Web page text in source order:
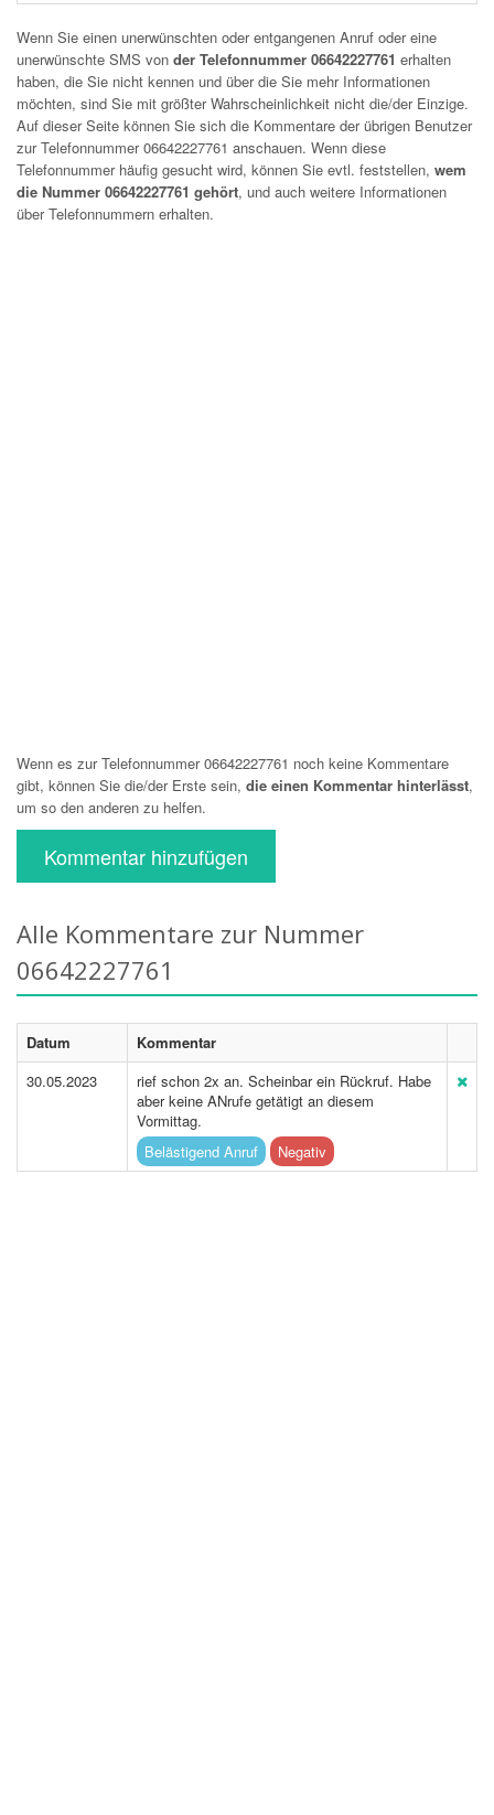
Wenn Sie einen unerwünschten oder entgangenen Anruf oder eine
unerwünschte SMS von der Telefonnummer 06642227761 erhalten
haben, die Sie nicht kennen und über die Sie mehr Informationen
möchten, sind Sie mit größter Wahrscheinlichkeit nicht die/der Einzige.
Auf dieser Seite können Sie sich die Kommentare der übrigen Benutzer
zur Telefonnummer06642227761 anschauen. Wenn diese
Telefonnummer häufig gesucht wird, können Sie evtl. feststellen, wem
die Nummer 06642227761 gehört, und auch weitere Informationen
über Telefonnummern erhalten.
Wenn es zur Telefonnummer 06642227761 noch keine Kommentare
gibt, können Sie die/der Erste sein, die einen Kommentar hinterlässt,
um so den anderen zu helfen.
Kommentar hinzufügen
Alle Kommentare zur Nummer
06642227761
Datum
Kommentar
30.05.2023
rief schon 2x an. Scheinbar ein Rückruf. Habe
aber keine ANrufe getätigt an diesem
Vormittag.
Belästigend Anruf
Negativ